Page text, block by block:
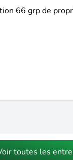
66 grp de
toutes les